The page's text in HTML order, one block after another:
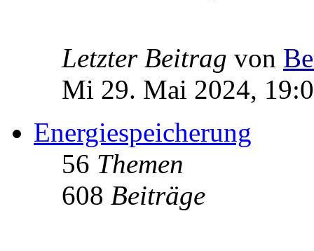
Letzter Beitrag von
Mi 29. Mai 2024,
Energiespeicherung
56 Themen
608 Beiträge